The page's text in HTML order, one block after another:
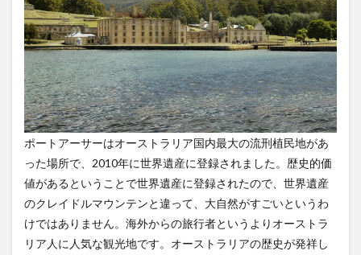
ポートアーサーはオーストラリア国内最大の流刑植民地があ
った場所で、2010年に世界遺産に登録されました。歴史的価
値があるということで世界遺産に登録されたので、世界遺産
のクレイドルマウンテンと違って、大自然がすごいというわ
けではありません。海外からの旅行者というよりオーストラ
リア人に人気な観光地です。オーストラリアの歴史が発祥し